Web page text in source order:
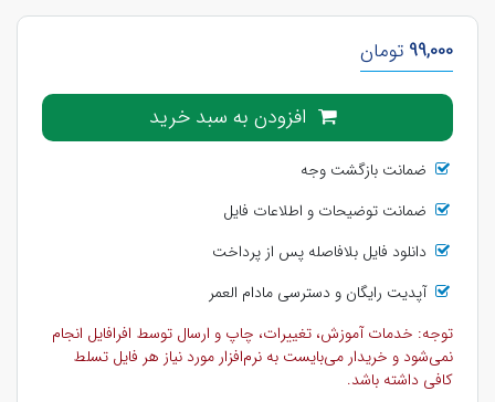
99,000 تومان
افزودن به سبد خرید
ضمانت بازگشت وجه
ضمانت توضیحات و اطلاعات فایل
دانلود فایل بلافاصله پس از پرداخت
آپدیت رایگان و دسترسی مادام العمر
توجه: خدمات آموزش، تغییرات، چاپ و ارسال توسط افرافایل انجام
نمی‌شود و خریدار می‌بایست به نرم‌افزار مورد نیاز هر فایل تسلط
کافی داشته باشد.